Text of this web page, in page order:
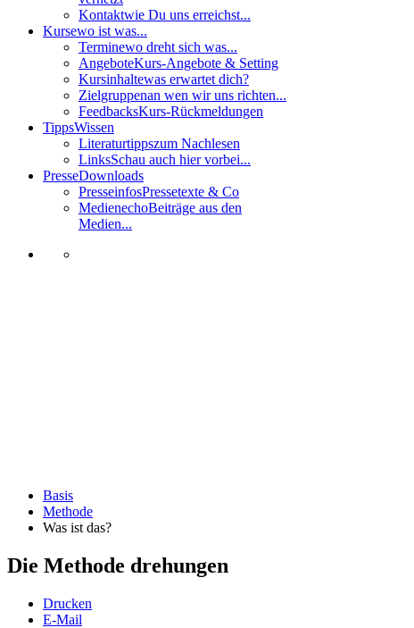
Kontaktwie Du uns erreichst...
Kursewo ist was...
Terminewo dreht sich was...
AngeboteKurs-Angebote & Setting
Kursinhaltewas erwartet dich?
Zielgruppenan wen wir uns richten...
FeedbacksKurs-Rückmeldungen
TippsWissen
Literaturtippszum Nachlesen
LinksSchau auch hier vorbei...
PresseDownloads
PresseinfosPressetexte & Co
MedienechoBeiträge aus den
Medien...
Basis
Methode
Was ist das?
Die Methode drehungen
Drucken
E-Mail